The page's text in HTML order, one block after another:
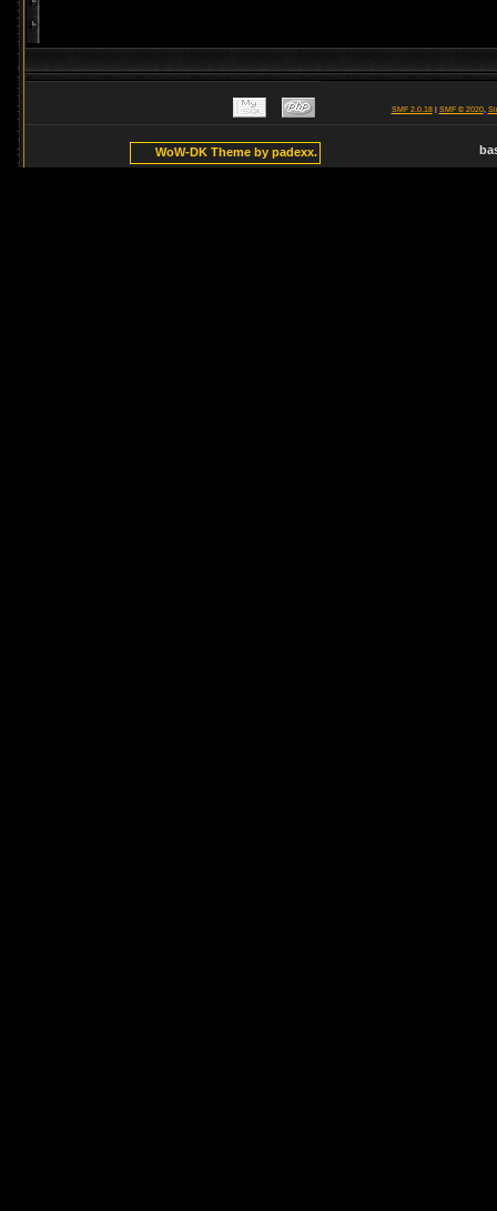
SMF 2.0.18| SMF © 2020,
WoW-DK Theme by padexx.